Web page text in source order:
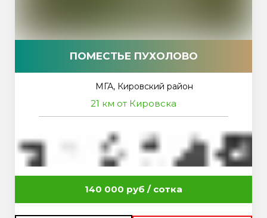
ПОМЕСТЬЕ ПУХОЛОВО
МГА, Кировский район
21 км от Кировска
140 000 руб / сотка